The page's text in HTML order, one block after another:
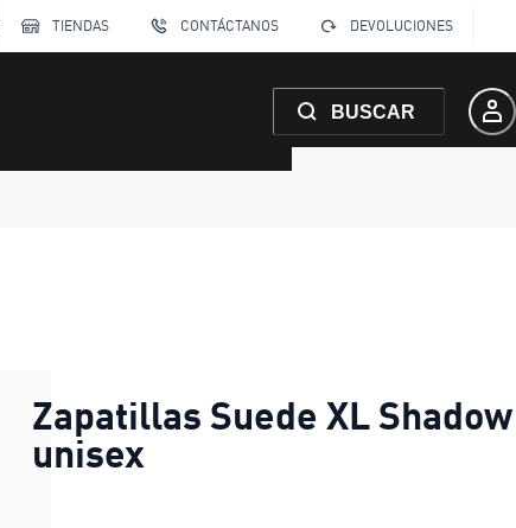
TIENDAS CONTÁCTANOS DEVOLUCIONES
BUSCAR
Zapatillas Suede XL Shadow
unisex